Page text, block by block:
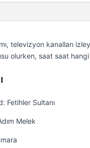
televizyon kanalları
olurken, saat saat
Fetihler Sultanı
Melek